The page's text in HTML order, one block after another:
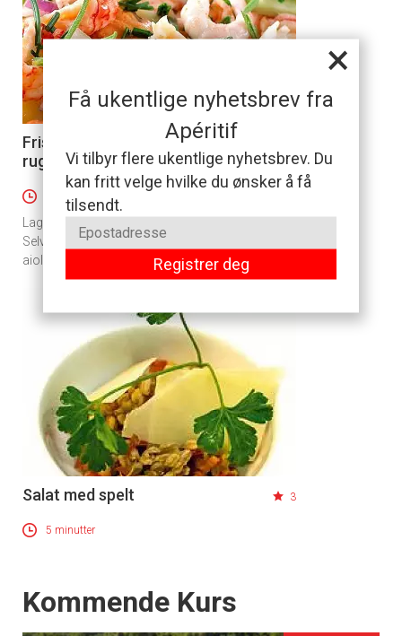
×
Få ukentlige nyhetsbrev fra
Apéritif
Vi tilbyr flere ukentlige nyhetsbrev. Du
kan fritt velge hvilke du ønsker å få
tilsendt.
Registrer deg
Frisk salat med skalldyr og
rugbrød
10 minutter
Lag en frisk salat med skalldyr og rugbrød.
Selvfølgelig topper du det hele med hjemmelaget
aioli. Alt unnagjort på 10 minutter.
Salat med spelt 3
5 minutter
Events
Kommende Kurs